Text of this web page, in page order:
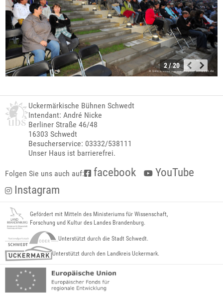
2 / 20
Uckermärkische Bühnen Schwedt
Intendant: André Nicke
Berliner Straße 46/48
16303 Schwedt
Besucherservice: 03332/538111
Unser Haus ist barrierefrei.
Folgen Sie uns auch auf: facebook
YouTube
Instagram
Gefördert mit Mitteln des Ministeriums für Wissenschaft,
Forschung und Kultur des Landes Brandenburg.
Unterstützt durch die Stadt Schwedt.
Unterstützt durch den Landkreis Uckermark.